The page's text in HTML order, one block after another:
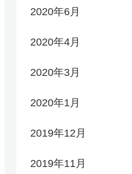
2020年6月
2020年4月
2020年3月
2020年1月
2019年12月
2019年11月